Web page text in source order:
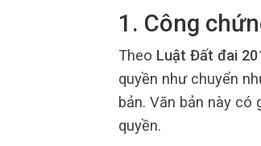
1. Công
Theo Luật Đất đai
quyền như chuyển
bản. Văn bản này có
quyền.